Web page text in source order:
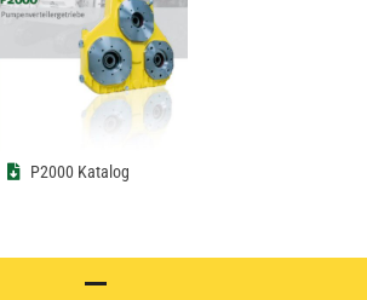
P2000 Katalog